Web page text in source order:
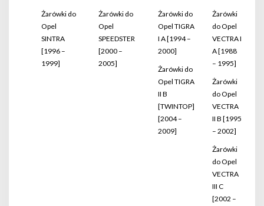
Żarówki do
Opel
SINTRA
[1996 –
1999]
Żarówki do
Opel
SPEEDSTER
[2000 –
2005]
Żarówki do
Opel TIGRA
I A [1994 –
2000]
Żarówki do
Opel TIGRA
II B
[TWINTOP]
[2004 –
2009]
Żarówki
do Opel
VECTRA I
A [1988
– 1995]
Żarówki
do Opel
VECTRA
II B [1995
– 2002]
Żarówki
do Opel
VECTRA
III C
[2002 –